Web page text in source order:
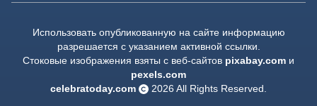
Использовать опубликованную на сайте информацию
разрешается с указанием активной ссылки.
Стоковые изображения взяты с веб-сайтов pixabay.com и
pexels.com
celebratoday.com
2026 All Rights Reserved.